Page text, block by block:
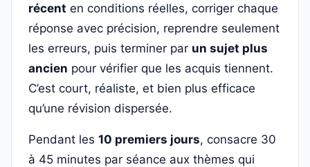
récent en conditions réelles, corriger chaque
réponse avec précision, reprendre seulement
les erreurs, puis terminer par un sujet plus
ancien pour vérifier que les acquis tiennent.
C’est court, réaliste, et bien plus efficace
qu’une révision dispersée.
Pendant les 10 premiers jours, consacre 30
à 45 minutes par séance aux thèmes qui